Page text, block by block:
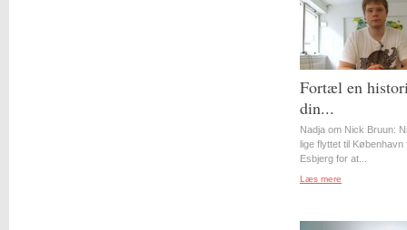
Fortæl en
din...
Nadja om Nick Bruun:
lige flyttet til København
Esbjerg for at...
Læs mere